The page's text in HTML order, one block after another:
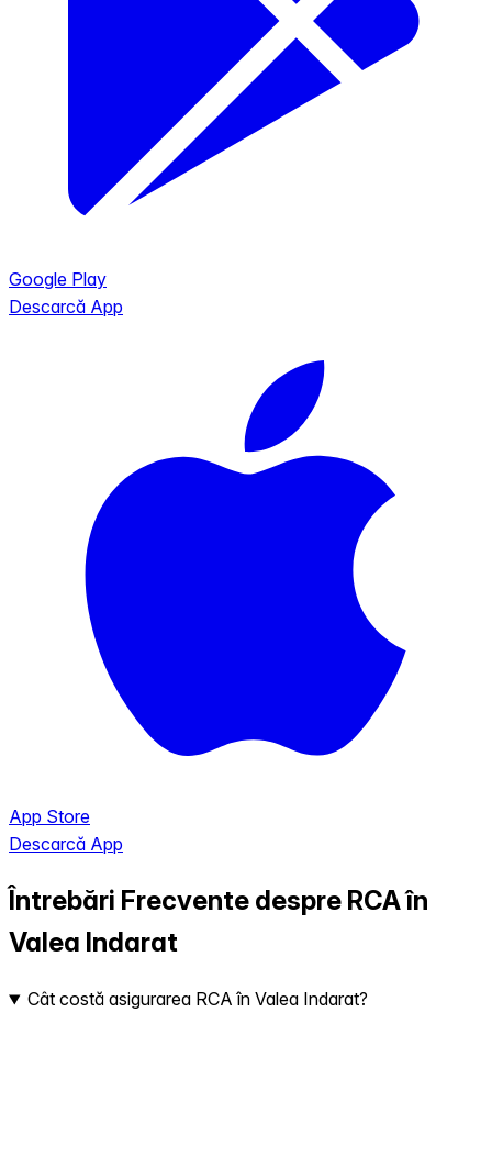
Google Play
Descarcă App
App Store
Descarcă App
Întrebări Frecvente despre RCA în
Valea Indarat
Cât costă asigurarea RCA în Valea Indarat?